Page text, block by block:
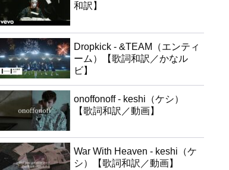
和訳】
Dropkick - &TEAM（エンティ
ーム）【歌詞和訳／かなル
ビ】
onoffonoff - keshi（ケシ）
【歌詞和訳／動画】
War With Heaven - keshi（ケ
シ）【歌詞和訳／動画】